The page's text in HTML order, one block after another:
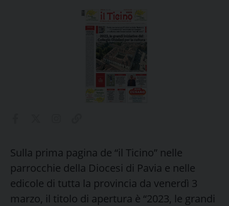
Sulla prima pagina de “il Ticino” nelle
parrocchie della Diocesi di Pavia e nelle
edicole di tutta la provincia da venerdì 3
marzo, il titolo di apertura è “2023, le grandi